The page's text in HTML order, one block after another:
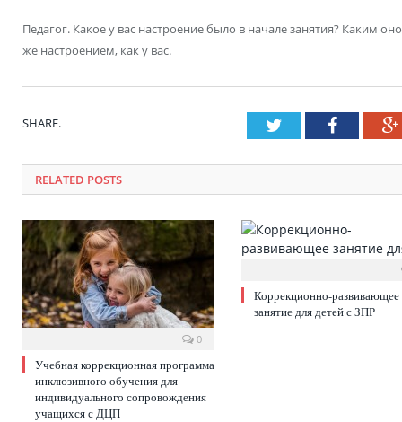
Педагог. Какое у вас настроение было в начале занятия? Каким
же настроением, как у вас.
SHARE. Twitter
RELATED POSTS
0
Учебная коррекционная программа
инклюзивного обучения для
индивидуального сопровождения
учащихся с ДЦП
Коррекционно-развивающее
занятие для детей с ЗПР